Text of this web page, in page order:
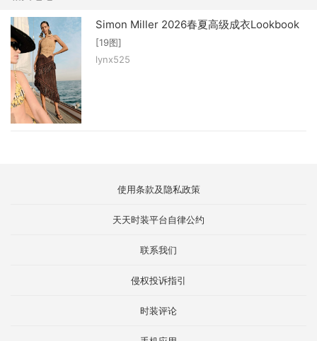
Simon Miller 2026春夏高级成衣Lookbook
[19图]
lynx525
使用条款及隐私政策
天天时装平台自律公约
联系我们
侵权投诉指引
时装评论